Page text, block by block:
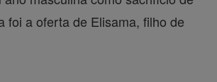
foi a oferta de Elisama, filho de